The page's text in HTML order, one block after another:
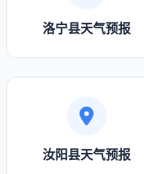
洛宁县天气预报
汝阳县天气预报